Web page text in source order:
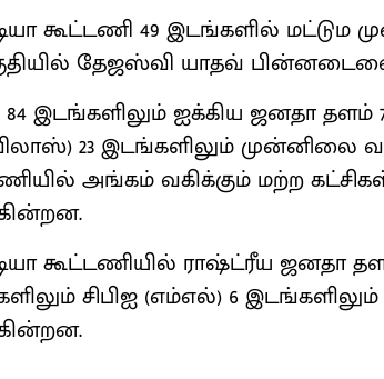
கூட்டணி 49 இடங்களில் மட்டும
தேஜஸ்வி யாதவ் பின்னடைவைச்
84 இடங்களிலும் ஐக்கிய ஜனதா
23 இடங்களிலும் முன்னிலை
அங்கம் வகிக்கும் மற்ற
கூட்டணியில் ராஷ்ட்ரீய ஜனதா
சிபிஐ (எம்எல்) 6